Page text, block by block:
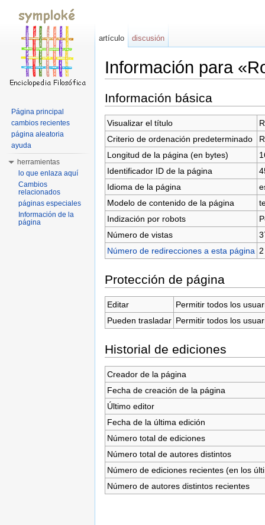
Información para
Información básica
Visualizar el título
Criterio de ordenación predeterminado
Longitud de la página (en bytes)
Identificador ID de la página
Idioma de la página
Modelo de contenido de la página
Indización por robots
Número de vistas
Número de redirecciones a esta página 2
Protección de página
Editar
Permitir todos los
Pueden trasladar Permitir todos los
Historial de ediciones
Creador de la página
Fecha de creación de la página
Último editor
Fecha de la última edición
Número total de ediciones
Número total de autores distintos
Número de ediciones recientes (en los
Número de autores distintos recientes
artículo discusión
Página principal
cambios recientes
página aleatoria
ayuda
herramientas
lo que enlaza aquí
Cambios
relacionados
páginas especiales
Información de la
página